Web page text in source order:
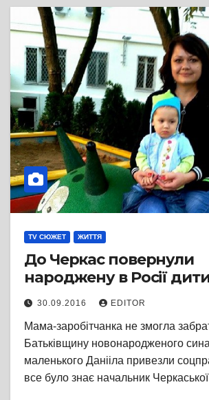
TV СЮЖЕТ ЖИТТЯ
До Черкас повернули
народжену в Росії
30.09.2016 EDITOR
Мама-заробітчанка не змогла
Батьківщину новонародженого
маленького Данііла привезли
все було знає начальник